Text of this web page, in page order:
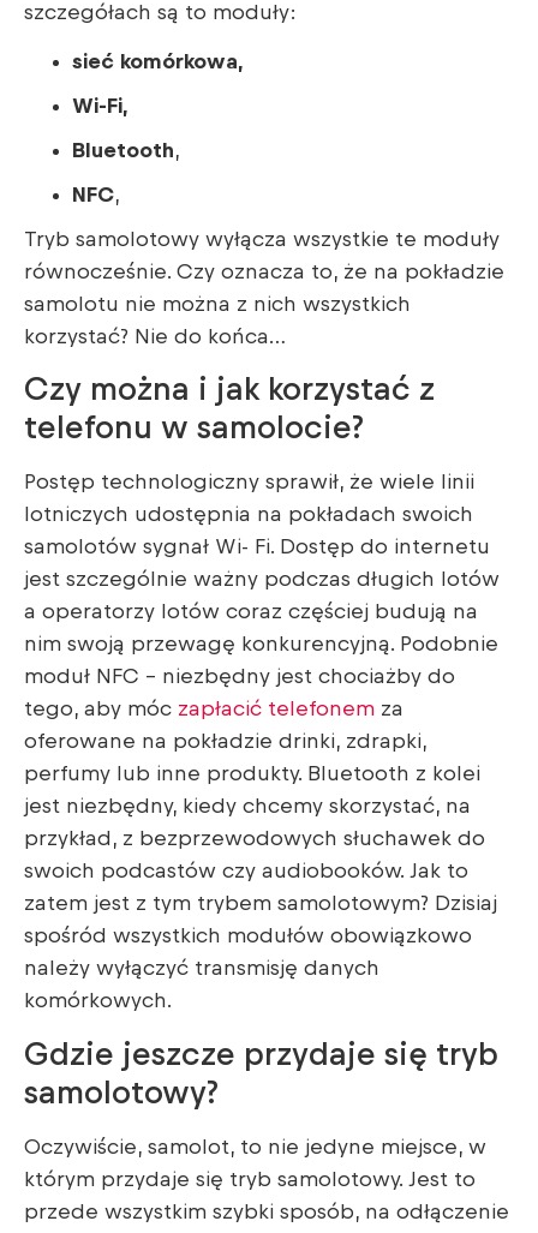
szczegółach są to moduły:
sieć komórkowa,
Wi-Fi,
Bluetooth,
NFC,
Tryb samolotowy wyłącza wszystkie te moduły
równocześnie. Czy oznacza to, że na pokładzie
samolotu nie można z nich wszystkich
korzystać? Nie do końca…
Czy można i jak korzystać z
telefonu w samolocie?
Postęp technologiczny sprawił, że wiele linii
lotniczych udostępnia na pokładach swoich
samolotów sygnał Wi- Fi. Dostęp do internetu
jest szczególnie ważny podczas długich lotów
a operatorzy lotów coraz częściej budują na
nim swoją przewagę konkurencyjną. Podobnie
moduł NFC – niezbędny jest chociażby do
tego, aby móc zapłacić telefonem za
oferowane na pokładzie drinki, zdrapki,
perfumy lub inne produkty. Bluetooth z kolei
jest niezbędny, kiedy chcemy skorzystać, na
przykład, z bezprzewodowych słuchawek do
swoich podcastów czy audiobooków. Jak to
zatem jest z tym trybem samolotowym? Dzisiaj
spośród wszystkich modułów obowiązkowo
należy wyłączyć transmisję danych
komórkowych.
Gdzie jeszcze przydaje się tryb
samolotowy?
Oczywiście, samolot, to nie jedyne miejsce, w
którym przydaje się tryb samolotowy. Jest to
przede wszystkim szybki sposób, na odłączenie